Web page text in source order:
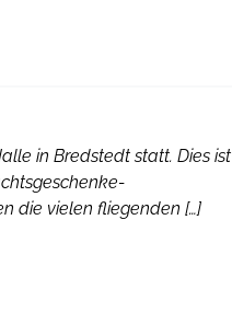
in Bredstedt statt. Dies ist
die vielen fliegenden […]